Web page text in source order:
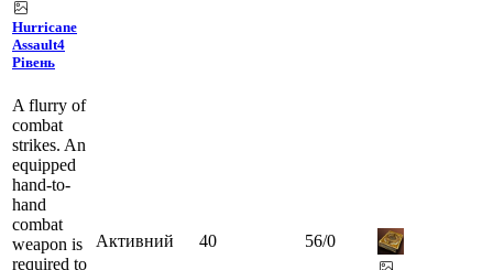
Hurricane
Assault4
Рівень
A flurry of
combat
strikes. An
equipped
hand-to-
hand
combat
weapon is
required to
Активний 40 56/0